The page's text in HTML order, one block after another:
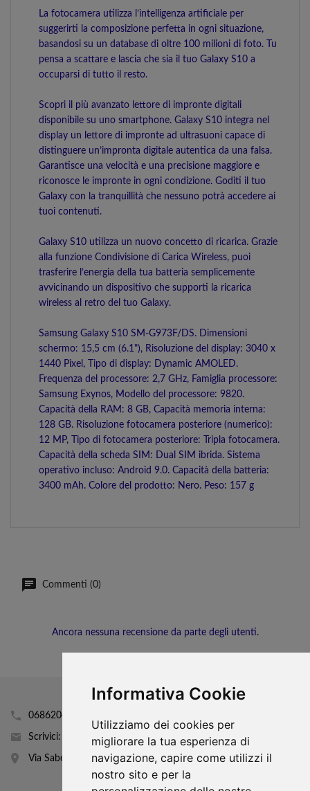
Informativa Cookie
Utilizziamo dei cookies per
migliorare la tua esperienza di
navigazione, capire come utilizzi il
nostro sito e per la
La fotocamera utilizza l’intelligenza artificiale per
suggerirti la composizione perfetta in ogni situazione,
basandosi su un database di oltre 100 milioni di foto. Tu
pensa a scattare e lascia che sia il tuo Galaxy S10 a
occuparsi di tutto il resto.
Scopri il più avanzato lettore di impronte digitali
disponibile su uno smartphone. Galaxy S10 integra nel
display un lettore di impronte ad ultrasuoni capace di
distinguere un’impronta digitale autentica da una falsa.
Garantisce una velocità e una precisione maggiore e
riconosce le impronte in ogni condizione. Goditi il tuo
Galaxy con la tranquillità che nessuno potrà accedere ai
tuoi contenuti.
Galaxy S10 utilizza un nuovo concetto di ricarica. Grazie
alla funzione Condivisione di Carica Wireless, puoi
trasferire l’energia della tua batteria semplicemente
avvicinando un dispositivo che supporti la ricarica
wireless al retro del tuo Galaxy.
Samsung Galaxy S10 SM-G973F/DS. Dimensioni
schermo: 15,5 cm (6.1"), Risoluzione del display: 3040 x
1440 Pixel, Tipo di display: Dynamic AMOLED.
Frequenza del processore: 2,7 GHz, Famiglia processore:
Samsung Exynos, Modello del processore: 9820.
Capacità della RAM: 8 GB, Capacità memoria interna:
128 GB. Risoluzione fotocamera posteriore (numerico):
12 MP, Tipo di fotocamera posteriore: Tripla fotocamera.
Capacità della scheda SIM: Dual SIM ibrida. Sistema
operativo incluso: Android 9.0. Capacità della batteria:
3400 mAh. Colore del prodotto: Nero. Peso: 157 g
Commenti (0)
Ancora nessuna recensione da parte degli utenti.
0686204160
Scrivici: info@mobhi.it
Via Sabotino 43